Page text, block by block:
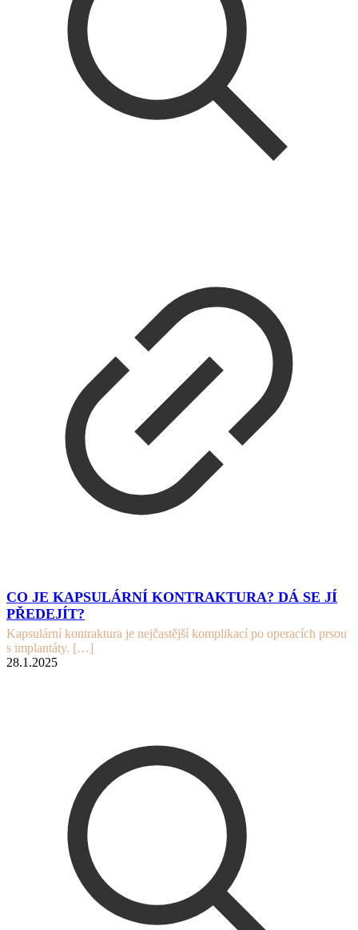
CO JE KAPSULÁRNÍ KONTRAKTURA? DÁ SE JÍ
PŘEDEJÍT?
Kapsulární kontraktura je nejčastější komplikací po operacích prsou
s implantáty. […]
28.1.2025